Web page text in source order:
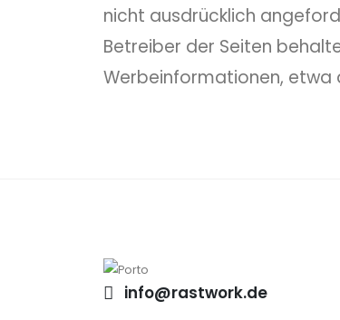
nicht ausdrücklich
Betreiber der Seiten
Werbeinformationen, etwa
info@rastwork.de